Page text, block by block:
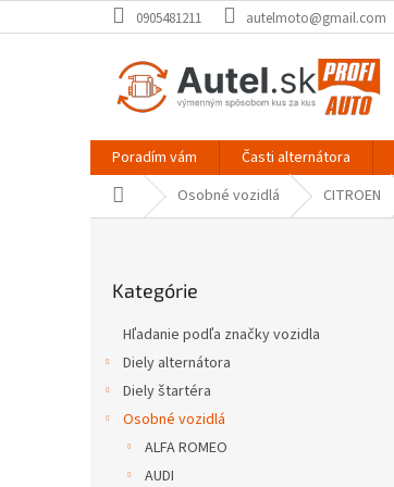
na
0905481211 autelmoto@gmail.com
Poradím vám Časti alternátora
Domov Osobné vozidlá CITROEN
kategórie
Kategórie
Hľadanie podľa značky vozidla
Diely alternátora
Diely štartéra
Osobné vozidlá
ALFA ROMEO
AUDI